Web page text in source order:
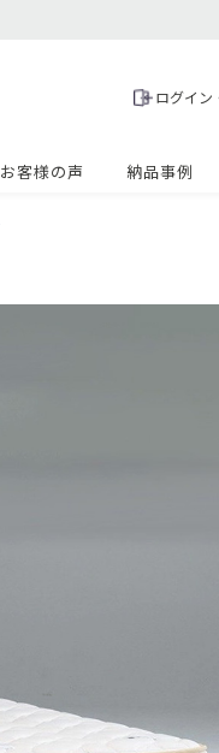
ログイン
お客様の声 納品事例